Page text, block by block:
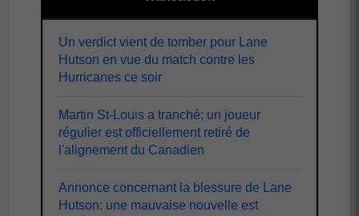
Un verdict vient de tomber pour Lane
Hutson en vue du match contre les
Hurricanes ce soir
Martin St-Louis a tranché: un joueur
régulier est officiellement retiré de
l'alignement du Canadien
Annonce concernant la blessure de Lane
Hutson: une mauvaise nouvelle est